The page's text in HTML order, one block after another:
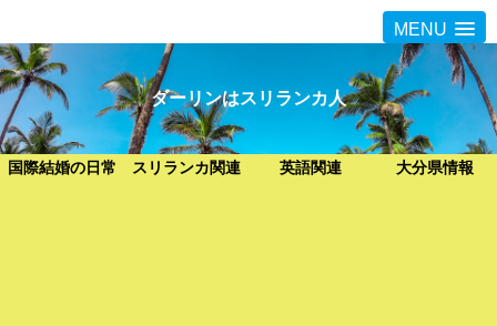
MENU
ダーリンはスリランカ人
国際結婚の日常 スリランカ関連 英語関連 大分県情報